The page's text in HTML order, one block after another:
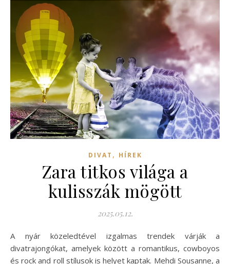
DIVAT , HÍREK
Zara titkos világa a
kulisszák mögött
2025.05.12.
A nyár közeledtével izgalmas trendek várják a
divatrajongókat, amelyek között a romantikus, cowboyos
és rock and roll stílusok is helyet kaptak. Mehdi Sousanne, a